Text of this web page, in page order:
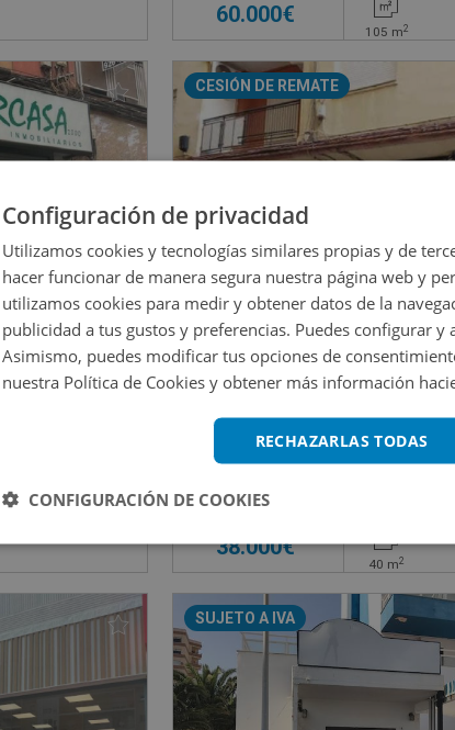
60.000€
105 m2
SAN GREGORIO , 52
CESIÓN DE REMATE
Local Comercial en venta en
Impuestos no incluidos
38.000€
40 m2
SUJETO A IVA
Configuración de privacidad
Utilizamos cookies y tecnologías similares propias y de
hacer funcionar de manera segura nuestra página web y
utilizamos cookies para medir y obtener datos de la
publicidad a tus gustos y preferencias. Puedes configurar
Asimismo, puedes modificar tus opciones de
nuestra Política de Cookies y obtener más información
RECHAZARLAS TODAS
CONFIGURACIÓN DE COOKIES